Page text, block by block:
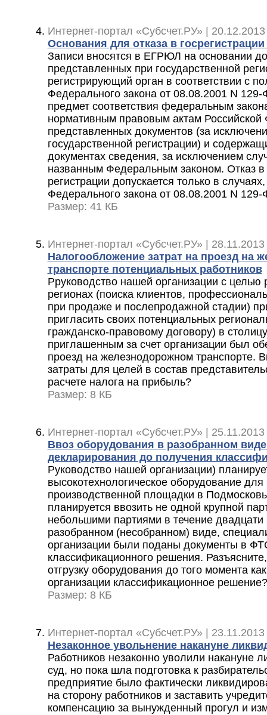
Интернет-портал «Субсчет.РУ» |
Основания для отказа в
Записи вносятся в ЕГРЮЛ на основании
представленных при государственной
регистрирующий орган в соответствии с
Федерального закона от 08.08.2001 N
предмет соответствия федеральным
нормативным правовым актам
представленных документов (за
государственной регистрации) и
документах сведения, за исключением
названным Федеральным законом. Отказ в
регистрации допускается только в
Федерального закона от 08.08.2001 N
Размер: 41 КБ
Интернет-портал «Субсчет.РУ» |
Налогообложение затрат на проезд на
транспорте потенциальных работников
Рруководство нашей организации с целью
регионах (поиска клиентов,
при продаже и послепродажной стадии)
пригласить своих потенциальных
гражданско-правовому договору) в
приглашенным за счет организации был
проезд на железнодорожном транспорте.
затраты для целей в состав
расчете налога на прибыль?
Размер: 8 КБ
Интернет-портал «Субсчет.РУ» |
Ввоз оборудования в разобранном
декларирования до получения
Руководство нашей организации)
высокотехнологическое оборудование для
производственной площадки в
планируется ввозить не одной крупной
небольшими партиями в течение
разобранном (несобранном) виде,
организации были поданы документы в
классификационного решения.
отгрузку оборудования до того момента
организации классификационное решение?
Размер: 8 КБ
Интернет-портал «Субсчет.РУ» |
Незаконное увольнение накануне
Работников незаконно уволили накануне
суд, но пока шла подготовка к
предприятие было фактически
на сторону работников и заставить
компенсацию за вынужденный прогул и